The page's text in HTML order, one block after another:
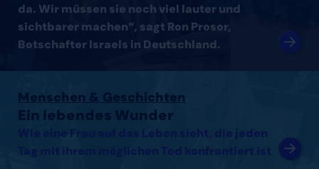
da. Wir müssen sie noch viel lauter und
sichtbarer machen“, sagt Ron Prosor,
Botschafter Israels in Deutschland.
Menschen & Geschichten
Ein lebendes Wunder
Wie eine Frau auf das Leben sieht, die jeden
Tag mit ihrem möglichen Tod konfrontiert ist